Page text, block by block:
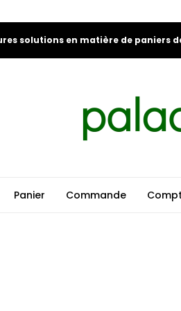
solutions en matière de paniers
Panier Commande